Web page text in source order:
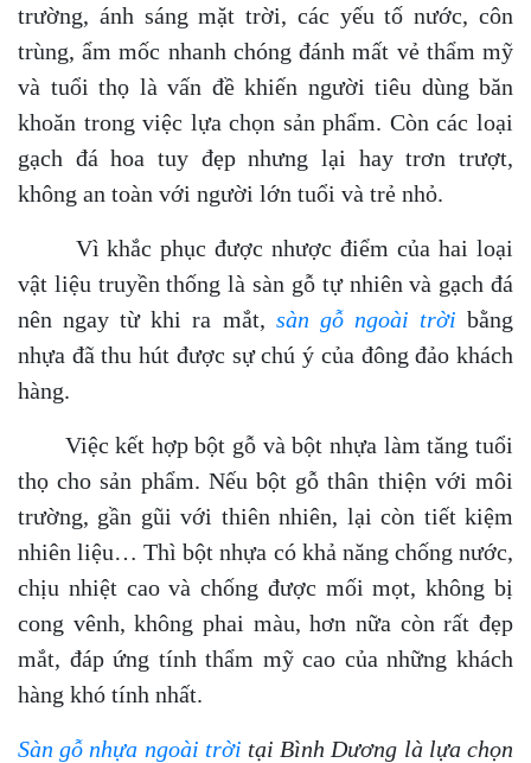
trường, ánh sáng mặt trời, các yếu tố nước, côn
trùng, ẩm mốc nhanh chóng đánh mất vẻ thẩm mỹ
và tuổi thọ là vấn đề khiến người tiêu dùng băn
khoăn trong việc lựa chọn sản phẩm. Còn các loại
gạch đá hoa tuy đẹp nhưng lại hay trơn trượt,
không an toàn với người lớn tuổi và trẻ nhỏ.
Vì khắc phục được nhược điểm của hai loại
vật liệu truyền thống là sàn gỗ tự nhiên và gạch đá
nên ngay từ khi ra mắt, sàn gỗ ngoài trời bằng
nhựa đã thu hút được sự chú ý của đông đảo khách
hàng.
Việc kết hợp bột gỗ và bột nhựa làm tăng tuổi
thọ cho sản phẩm. Nếu bột gỗ thân thiện với môi
trường, gần gũi với thiên nhiên, lại còn tiết kiệm
nhiên liệu… Thì bột nhựa có khả năng chống nước,
chịu nhiệt cao và chống được mối mọt, không bị
cong vênh, không phai màu, hơn nữa còn rất đẹp
mắt, đáp ứng tính thẩm mỹ cao của những khách
hàng khó tính nhất.
Sàn gỗ nhựa ngoài trời tại Bình Dương là lựa chọn